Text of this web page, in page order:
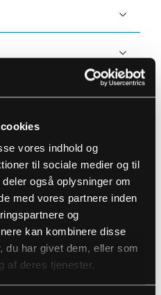
vores indhold og
til sociale medier og til
også oplysninger om
med vores partnere inden
og
kan kombinere disse
du har givet dem, eller som
af deres tjenester.
350 g/m²
seler
ankler
05/03
farver
SPROG
DOC